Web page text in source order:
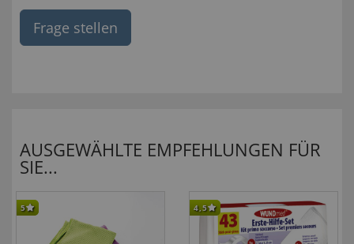
Frage stellen
AUSGEWÄHLTE EMPFEHLUNGEN FÜR
SIE...
5 4,5